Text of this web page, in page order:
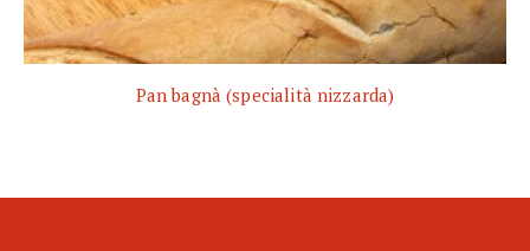
Pan bagnà (specialità nizzarda)